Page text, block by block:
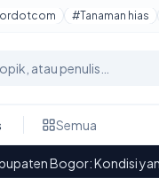
#Tanaman hias
Semua
yang Memprihatinkan·